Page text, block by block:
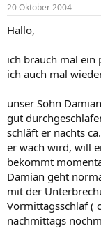
e
r
t
20 Oktober 2004
Hallo,
ich brauch mal ein
ich auch mal
unser Sohn
gut
schläft er nachts
er wach wird, will
bekommt
Damian geht
mit der
Vormittagsschlaf (
nachmittags